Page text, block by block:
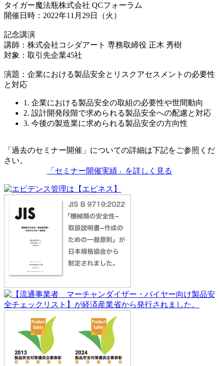
タイガー魔法瓶株式会社 QCフォーラム
開催日時：2022年11月29日（火）
記念講演
講師：株式会社コシダアート 専務取締役 正木 秀樹
対象：取引先企業45社
演題：企業における製品安全とリスクアセスメントの必要性
と対応
1. 企業における製品安全の取組の必要性や世間動向
2. 設計開発段階で求められる製品安全への配慮と対応
3. 今後の製造業に求められる製品安全の方向性
「過去のセミナー開催」についての詳細は下記をご参照くだ
さい。
「セミナー開催実績」を詳しく見る